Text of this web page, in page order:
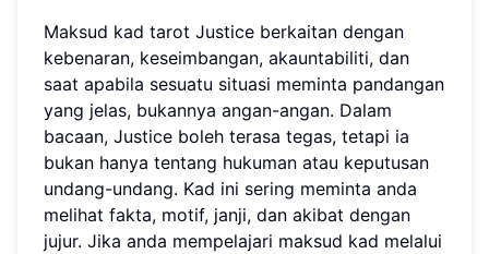
Maksud kad tarot Justice berkaitan dengan
kebenaran, keseimbangan, akauntabiliti, dan
saat apabila sesuatu situasi meminta pandangan
yang jelas, bukannya angan-angan. Dalam
bacaan, Justice boleh terasa tegas, tetapi ia
bukan hanya tentang hukuman atau keputusan
undang-undang. Kad ini sering meminta anda
melihat fakta, motif, janji, dan akibat dengan
jujur. Jika anda mempelajari maksud kad melalui